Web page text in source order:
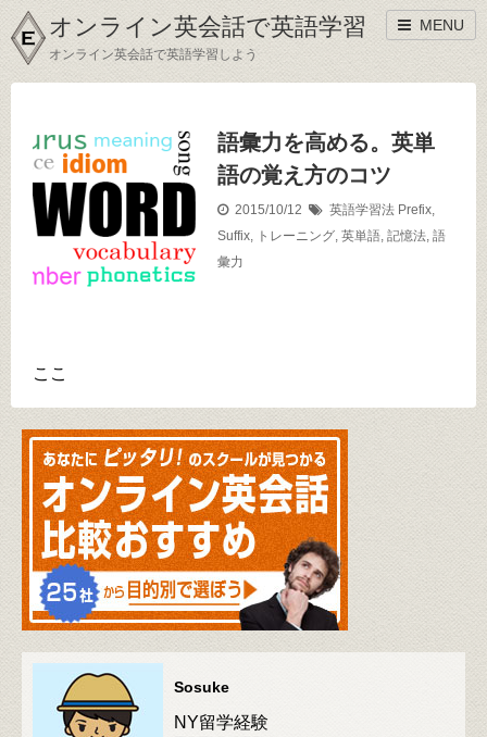
オンライン英会話で英語学習
オンライン英会話で英語学習しよう
MENU
語彙力を高める。英単
語の覚え方のコツ
2015/10/12 英語学習法 Prefix,
Suffix, トレーニング, 英単語, 記憶法, 語
彙力
ここ
Sosuke
NY留学経験